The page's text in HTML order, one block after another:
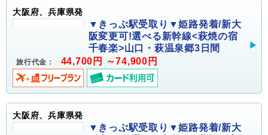
大阪府、兵庫県発
▼きっぷ駅受取り▼姫路発着/新大
阪変更可!選べる新幹線<萩焼の宿
千春楽>山口・萩温泉郷3日間
旅行代金： 44,700円 ～74,900円
大阪府、兵庫県発
▼きっぷ駅受取り▼姫路発着/新大